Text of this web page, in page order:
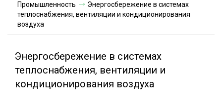
Условия оплаты
Акции и скидки
Промышленность
Энергосбережение в системах
теплоснабжения, вентиляции и кондиционирования
воздуха
Энергосбережение в системах
теплоснабжения, вентиляции и
кондиционирования воздуха